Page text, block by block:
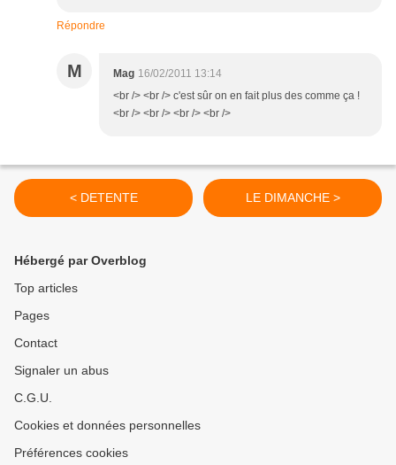
Répondre
M Mag 16/02/2011 13:14
<br /> <br /> c'est sûr on en fait plus des comme ça !
<br /> <br /> <br /> <br />
< DETENTE LE DIMANCHE >
Hébergé par Overblog
Top articles
Pages
Contact
Signaler un abus
C.G.U.
Cookies et données personnelles
Préférences cookies